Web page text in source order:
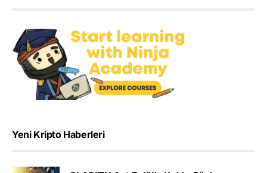
Yeni Kripto Haberleri